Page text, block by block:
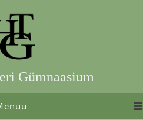
Gümnaasium